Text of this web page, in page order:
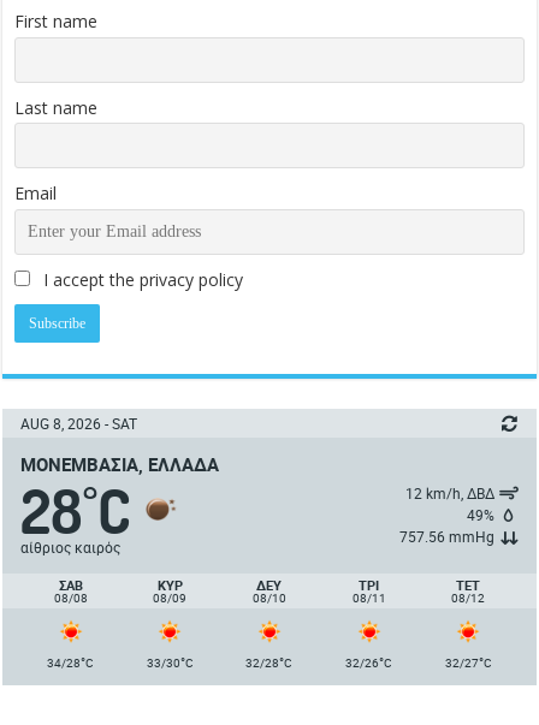
First name
Last name
Email
I accept the privacy policy
AUG 8, 2026 - SAT
ΜΟΝΕΜΒΑΣΙΆ, ΕΛΛΆΔΑ
28°C
αίθριος καιρός
12 km/h, ΔΒΔ
49%
757.56 mmHg
ΣΑΒ
08/08
ΚΥΡ
08/09
ΔΕΥ
08/10
ΤΡΙ
08/11
ΤΕΤ
08/12
34/28°C 33/30°C 32/28°C 32/26°C 32/27°C